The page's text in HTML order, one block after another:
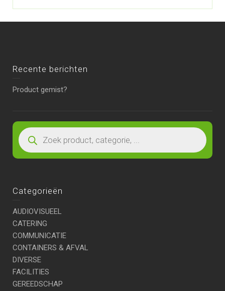
Recente berichten
Product gemist?
Categorieën
AUDIOVISUEEL
CATERING
COMMUNICATIE
CONTAINERS & AFVAL
DIVERSE
FACILITIES
GEREEDSCHAP